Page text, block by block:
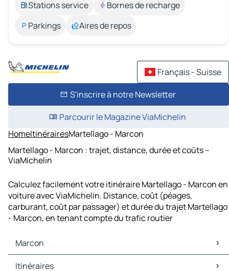
Stations service
Bornes de recharge
Parkings
Aires de repos
Français - Suisse
S'inscrire à notre Newsletter
Parcourir le Magazine ViaMichelin
HomeItinérairesMartellago - Marcon
Martellago - Marcon : trajet, distance, durée et coûts –
ViaMichelin
Calculez facilement votre itinéraire Martellago - Marcon en
voiture avec ViaMichelin. Distance, coût (péages,
carburant, coût par passager) et durée du trajet Martellago
- Marcon, en tenant compte du trafic routier
Marcon
Marcon Cartes et plans
Itinéraires